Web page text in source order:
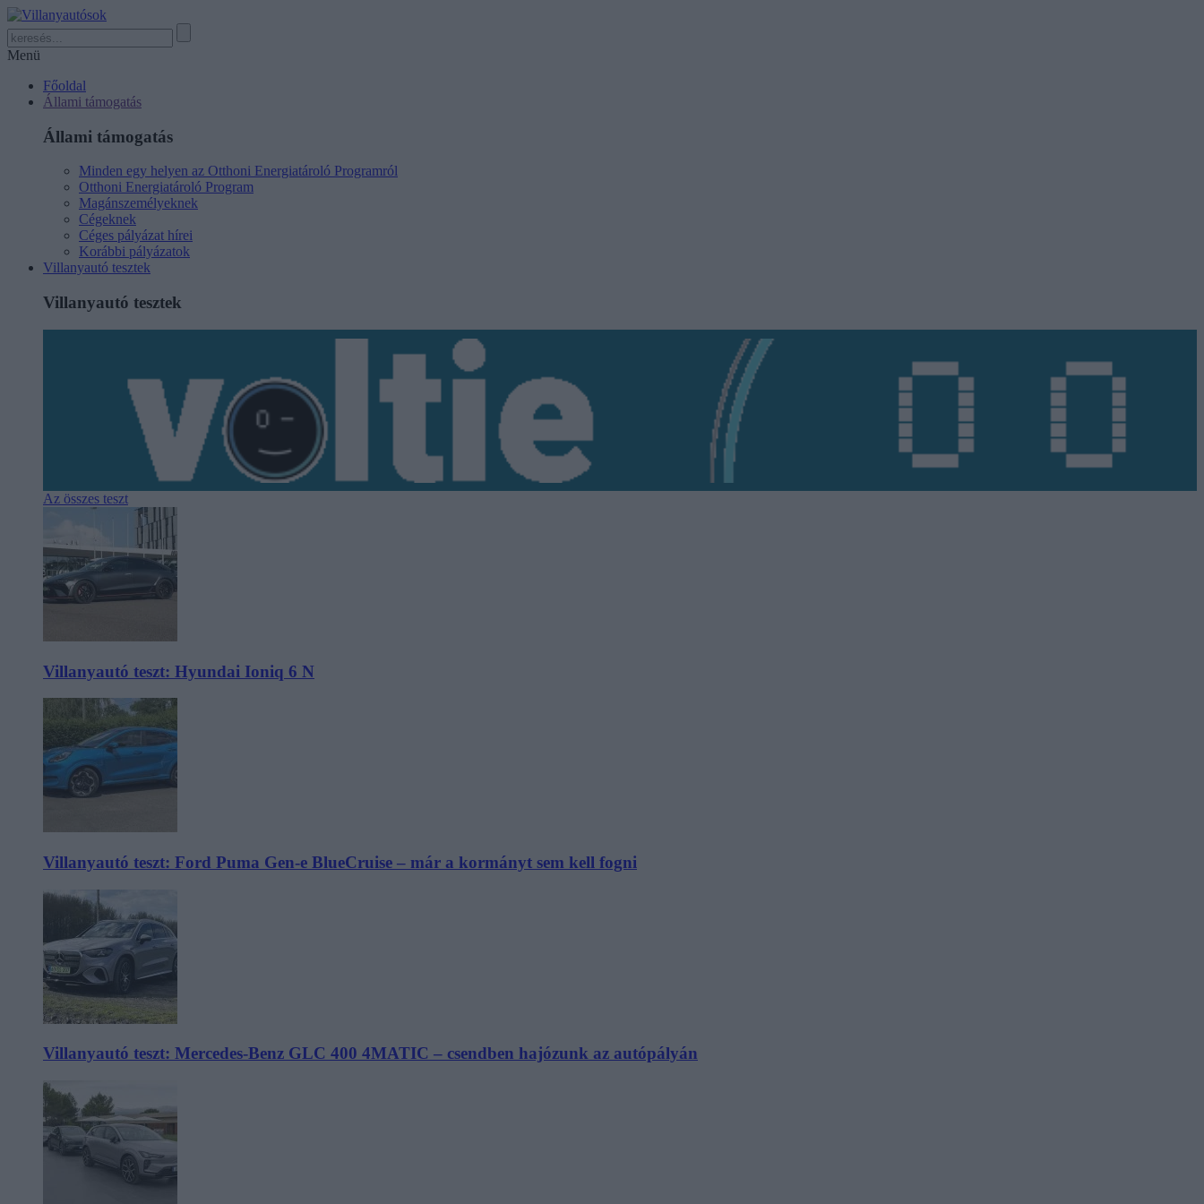
Menü
Főoldal
Állami támogatás
Állami támogatás
Minden egy helyen az Otthoni Energiatároló Programról
Otthoni Energiatároló Program
Magánszemélyeknek
Cégeknek
Céges pályázat hírei
Korábbi pályázatok
Villanyautó tesztek
Villanyautó tesztek
Az összes teszt
Villanyautó teszt: Hyundai Ioniq 6 N
Villanyautó teszt: Ford Puma Gen-e BlueCruise – már a kormányt sem kell fogni
Villanyautó teszt: Mercedes-Benz GLC 400 4MATIC – csendben hajózunk az autópályán